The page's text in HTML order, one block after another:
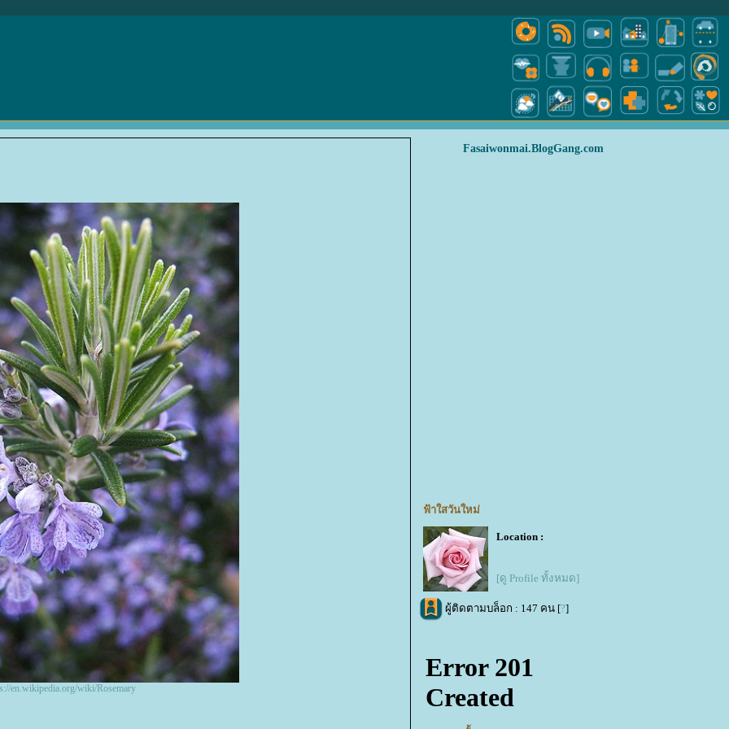
en.wikipedia.org/wiki/Rosemary
Fasaiwonmai.BlogGang.com
ฟ้าใสวันใหม่
Location :
[ดู Profile ทั้งหมด]
ผู้ติดตามบล็อก : 147 คน [?]